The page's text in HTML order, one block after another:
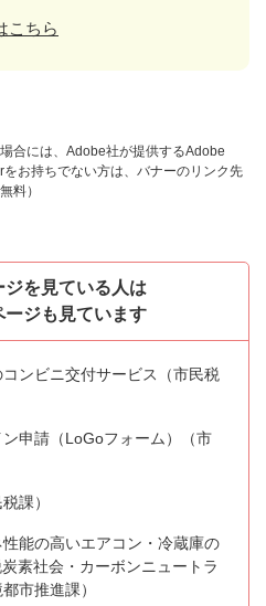
こちら
合には、Adobe社が提供するAdobe
お持ちでない方は、バナーのリンク先
料）
ジを見ている人は
ージも見ています
ンビニ交付サービス（市民税
申請（LoGoフォーム）（市
課）
能の高いエアコン・冷蔵庫の
素社会・カーボンニュートラ
市推進課）